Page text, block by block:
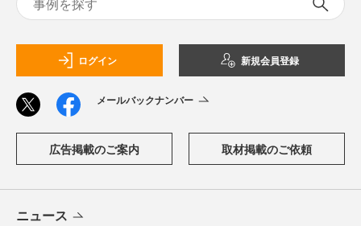
ログイン 新規会員登録
メールバックナンバー
広告掲載のご案内 取材掲載のご依頼
ニュース